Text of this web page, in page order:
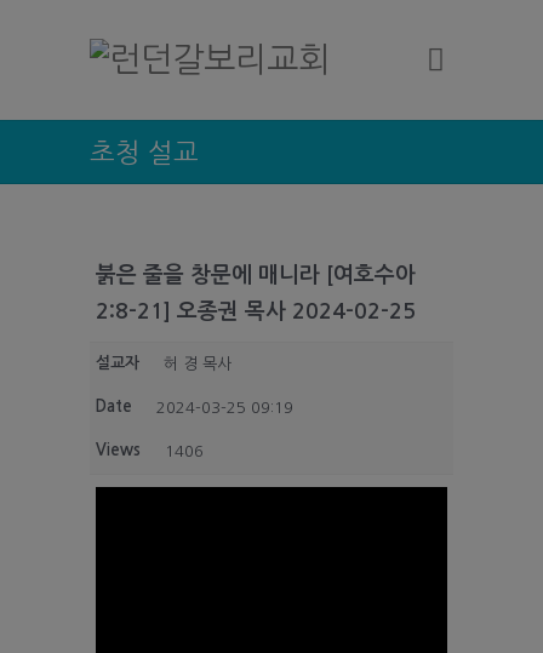
초청 설교
붉은 줄을 창문에 매니라 [여호수아
2:8-21] 오종권 목사 2024-02-25
설교자 허 경 목사
Date 2024-03-25 09:19
Views 1406